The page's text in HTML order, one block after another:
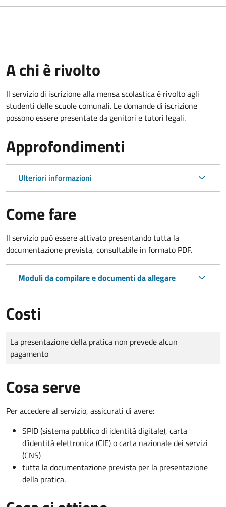
A chi è rivolto
Il servizio di iscrizione alla mensa scolastica è rivolto agli
studenti delle scuole comunali. Le domande di iscrizione
possono essere presentate da genitori e tutori legali.
Approfondimenti
Ulteriori informazioni
Come fare
Il servizio può essere attivato presentando tutta la
documentazione prevista, consultabile in formato PDF.
Moduli da compilare e documenti da allegare
Costi
Tipo di pagamento
Importo
La presentazione della pratica non prevede alcun
pagamento
Cosa serve
Per accedere al servizio, assicurati di avere:
SPID (sistema pubblico di identità digitale), carta
d’identità elettronica (CIE) o carta nazionale dei servizi
(CNS)
tutta la documentazione prevista per la presentazione
della pratica.